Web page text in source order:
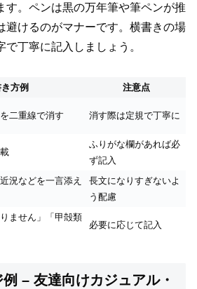
す。ペンは黒の万年筆や筆ペンが推
避けるのがマナーです。横書きの場
丁寧に記入しましょう。
方例
注意点
二重線で消す 消す際は定規で丁寧に
ふりがな欄があれば必
ず記入
況などを一言添え
長文になりすぎないよ
う配慮
ません」「甲殻類
必要に応じて記入
– 友達向けカジュアル・